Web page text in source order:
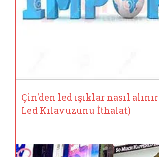
Çin'den led ışıklar nasıl
Led Kılavuzunu İthalat)